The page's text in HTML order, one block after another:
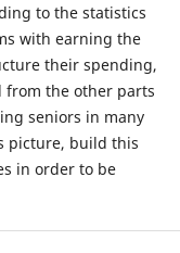
to the statistics
with earning the
their spending,
from the other parts
seniors in many
picture, build this
in order to be